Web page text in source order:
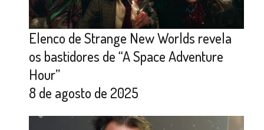
Elenco de Strange New Worlds revela
os bastidores de “A Space Adventure
Hour”
8 de agosto de 2025